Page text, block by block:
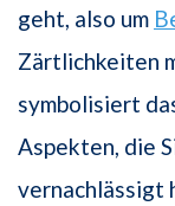
geht, also um
Zärtlichkeiten
symbolisiert
Aspekten, die
vernachlässigt